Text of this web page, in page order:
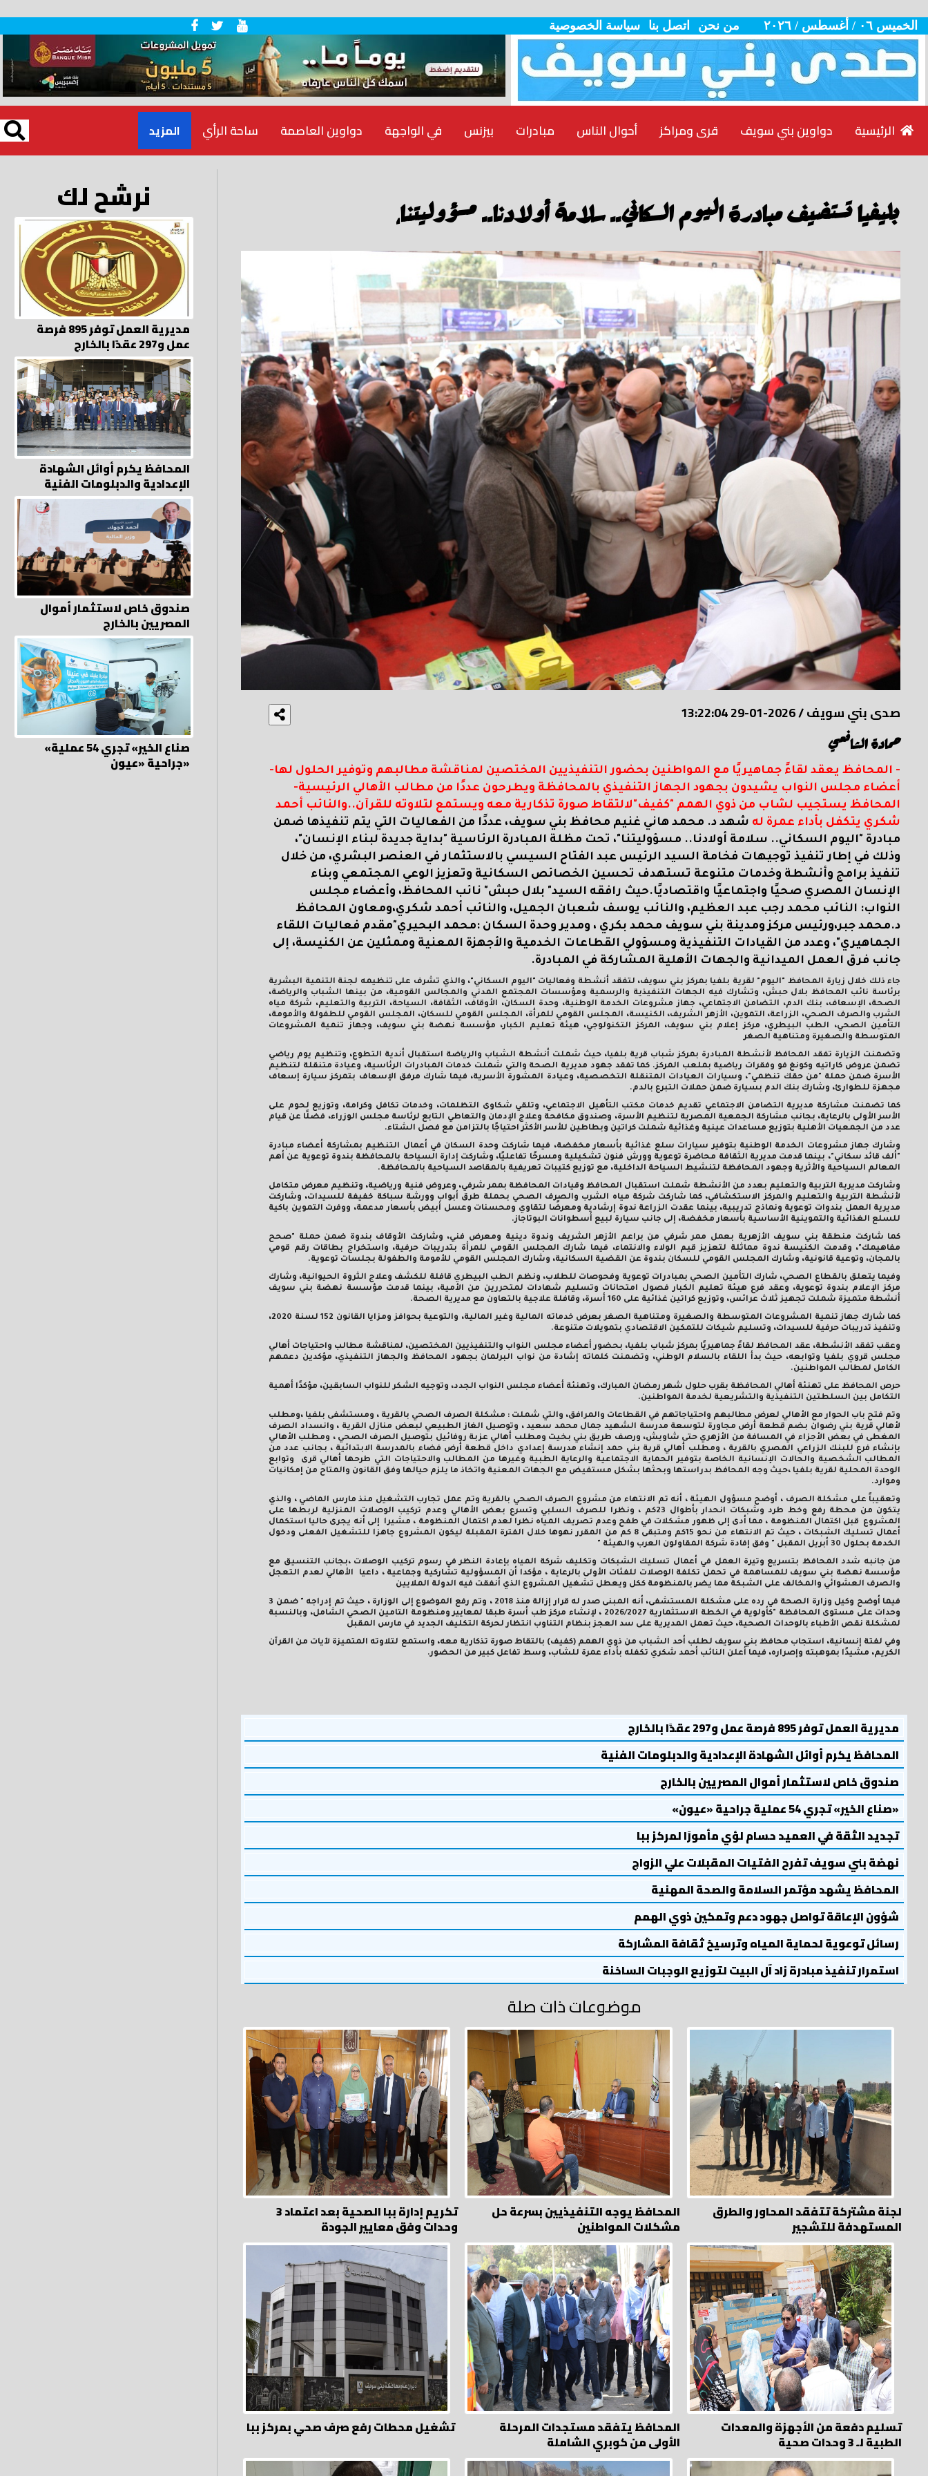
الخميس ٠٦ / أغسطس / ٢٠٢٦ من نحن اتصل بنا سياسة الخصوصية
المزيد ساحة الرأي دواوين العاصمة في الواجهة بيزنس مبادرات أحوال الناس قرى ومراكز دواوين بني سويف
بليفيا تستضيف مبادرة اليوم السكاني.. سلامة أولادنا.. مسؤوليتنا،
صدى بني سويف/
2026-01-29 13:22:04
حمادة الشافعي
- المحافظ يعقد لقاءً جماهيريًا مع المواطنين بحضور التنفيذيين المختصين لمناقشة مطالبهم وتوفير الحلول لها-
أعضاء مجلس النواب يشيدون بجهود الجهاز التنفيذي بالمحافظة ويطرحون عددًا من مطالب الأهالي الرئيسية-
المحافظ يستجيب لشاب من ذوي الهمم "كفيف"لالتقاط صورة تذكارية معه ويستمع لتلاوته للقرآن..والنائب أحمد
شكري يتكفل بأداء عمرة له شهد د. محمد هاني غنيم محافظ بني سويف، عددًا من الفعاليات التي يتم تنفيذها ضمن
مبادرة "اليوم السكاني.. سلامة أولادنا.. مسؤوليتنا"، تحت مظلة المبادرة الرئاسية "بداية جديدة لبناء الإنسان"،
وذلك في إطار تنفيذ توجيهات فخامة السيد الرئيس عبد الفتاح السيسي بالاستثمار في العنصر البشري، من خلال
تنفيذ برامج وأنشطة وخدمات متنوعة تستهدف تحسين الخصائص السكانية وتعزيز الوعي المجتمعي وبناء
الإنسان المصري صحيًا واجتماعيًا واقتصاديًا.حيث رافقه السيد" بلال حبش" نائب المحافظ، وأعضاء مجلس
النواب: النائب محمد رجب عبد العظيم، والنائب يوسف شعبان الجميل، والنائب أحمد شكري،ومعاون المحافظ
د.محمد جبر،ورئيس مركز ومدينة بني سويف محمد بكري ، ومدير وحدة السكان :محمد البحيري"مقدم فعاليات اللقاء
الجماهيري"، وعدد من القيادات التنفيذية ومسؤولي القطاعات الخدمية والأجهزة المعنية وممثلين عن الكنيسة، إلى
جانب فرق العمل الميدانية والجهات الأهلية المشاركة في المبادرة.
جاء ذلك خلال زيارة المحافظ "اليوم" لقرية بلفيا بمركز بني سويف، لتفقد أنشطة وفعاليات "اليوم السكاني"، والذي تشرف على تنظيمه لجنة التنمية البشرية
برئاسة نائب المحافظ بلال حبش، وتشارك فيه الجهات التنفيذية والرسمية ومؤسسات المجتمع المدني والمجالس القومية، من بينها الشباب والرياضة،
الصحة، الإسعاف، بنك الدم، التضامن الاجتماعي، جهاز مشروعات الخدمة الوطنية، وحدة السكان، الأوقاف، الثقافة، السياحة، التربية والتعليم، شركة مياه
الشرب والصرف الصحي، الزراعة، التموين، الأزهر الشريف، الكنيسة، المجلس القومي للمرأة، المجلس القومي للسكان، المجلس القومي للطفولة والأمومة،
التأمين الصحي، الطب البيطري، مركز إعلام بني سويف، المركز التكنولوجي، هيئة تعليم الكبار، مؤسسة نهضة بني سويف، وجهاز تنمية المشروعات
المتوسطة والصغيرة ومتناهية الصغر
وتضمنت الزيارة تفقد المحافظ لأنشطة المبادرة بمركز شباب قرية بلفيا، حيث شملت أنشطة الشباب والرياضة استقبال أندية التطوع، وتنظيم يوم رياضي
تضمن عروض كاراتيه وكونغ فو وفقرات رياضية بملعب المركز. كما تفقد جهود مديرية الصحة والتي شملت خدمات المبادرات الرئاسية، وعيادة متنقلة لتنظيم
الأسرة ضمن حملة "من حقك تنظمي"، وسيارات العيادات المتنقلة التخصصية، وعيادة المشورة الأسرية، فيما شارك مرفق الإسعاف بتمركز سيارة إسعاف
مجهزة للطوارئ، وشارك بنك الدم بسيارة ضمن حملات التبرع بالدم.
كما تضمنت مشاركة مديرية التضامن الاجتماعي تقديم خدمات مكتب التأهيل الاجتماعي، وتلقي شكاوى التظلمات، وخدمات تكافل وكرامة، وتوزيع لحوم على
الأسر الأولى بالرعاية، بجانب مشاركة الجمعية المصرية لتنظيم الأسرة، وصندوق مكافحة وعلاج الإدمان والتعاطي التابع لرئاسة مجلس الوزراء، فضلًا عن قيام
عدد من الجمعيات الأهلية بتوزيع مساعدات عينية وغذائية شملت كراتين وبطاطين للأسر الأكثر احتياجًا بالتزامن مع فصل الشتاء.
وشارك جهاز مشروعات الخدمة الوطنية بتوفير سيارات سلع غذائية بأسعار مخفضة، فيما شاركت وحدة السكان في أعمال التنظيم بمشاركة أعضاء مبادرة
"ألف قائد سكاني"، بينما قدمت مديرية الثقافة محاضرة توعوية وورش فنون تشكيلية ومسرحًا تفاعليًا، وشاركت إدارة السياحة بالمحافظة بندوة توعوية عن أهم
المعالم السياحية والأثرية وجهود المحافظة لتنشيط السياحة الداخلية، مع توزيع كتيبات تعريفية بالمقاصد السياحية بالمحافظة.
وشاركت مديرية التربية والتعليم بعدد من الأنشطة شملت استقبال المحافظ وقيادات المحافظة بممر شرفي، وعروض فنية ورياضية، وتنظيم معرض متكامل
لأنشطة التربية والتعليم والمركز الاستكشافي، كما شاركت شركة مياه الشرب والصرف الصحي بحملة طرق أبواب وورشة سباكة خفيفة للسيدات، وشاركت
مديرية العمل بندوات توعوية ونماذج تدريبية، بينما عقدت الزراعة ندوة إرشادية ومعرضًا لتقاوي ومحسنات وعسل أبيض بأسعار مدعمة، ووفرت التموين باكية
للسلع الغذائية والتموينية الأساسية بأسعار مخفضة، إلى جانب سيارة لبيع أسطوانات البوتاجاز.
كما شاركت منطقة بني سويف الأزهرية بعمل ممر شرفي من براعم الأزهر الشريف وندوة دينية ومعرض فني، وشاركت الأوقاف بندوة ضمن حملة "صحح
مفاهيمك"، وقدمت الكنيسة ندوة مماثلة لتعزيز قيم الولاء والانتماء، فيما شارك المجلس القومي للمرأة بتدريبات حرفية، واستخراج بطاقات رقم قومي
بالمجان، وتوعية قانونية، وشارك المجلس القومي للسكان بندوة عن القضية السكانية، وشارك المجلس القومي للأمومة والطفولة بجلسات توعوية.
وفيما يتعلق بالقطاع الصحي، شارك التأمين الصحي بمبادرات توعوية وفحوصات للطلاب، ونظم الطب البيطري قافلة للكشف وعلاج الثروة الحيوانية، وشارك
مركز الإعلام بندوة توعوية، وعقد فرع هيئة تعليم الكبار فصول امتحانات وتسليم شهادات لمتحررين من الأمية، بينما قدمت مؤسسة نهضة بني سويف
أنشطة متميزة شملت تجهيز ثلاث عرائس، وتوزيع كراتين غذائية على 160 أسرة، وقافلة علاجية بالتعاون مع مديرية الصحة.
كما شارك جهاز تنمية المشروعات المتوسطة والصغيرة ومتناهية الصغر بعرض خدماته المالية وغير المالية، والتوعية بحوافز ومزايا القانون 152 لسنة 2020،
وتنفيذ تدريبات حرفية للسيدات، وتسليم شيكات للتمكين الاقتصادي بتمويلات متنوعة.
وعقب تفقد الأنشطة، عقد المحافظ لقاءً جماهيريًا بمركز شباب بلفيا، بحضور أعضاء مجلس النواب والتنفيذيين المختصين، لمناقشة مطالب واحتياجات أهالي
مجلس قروي بلفيا وتوابعه، حيث بدأ اللقاء بالسلام الوطني، وتضمنت كلماته إشادة من نواب البرلمان بجهود المحافظ والجهاز التنفيذي، مؤكدين دعمهم
الكامل لمطالب المواطنين.
حرص المحافظ على تهنئة أهالي المحافظة بقرب حلول شهر رمضان المبارك، وتهنئة أعضاء مجلس النواب الجدد، وتوجيه الشكر للنواب السابقين، مؤكدًا أهمية
التكامل بين السلطتين التنفيذية والتشريعية لخدمة المواطنين.
وتم فتح باب الحوار مع الأهالي لعرض مطالبهم واحتياجاتهم في القطاعات والمرافق، والتي شملت : مشكلة الصرف الصحي بالقرية ، ومستشفى بلفيا ،ومطلب
لأهالي قرية بني رضوان بضم قطعة أرض مجاورة لتوسعة مدرسة الشهيد جمال محمد سعيد ، وتوصيل الغاز الطبيعي لبعض منازل القرية ، وانسداد الصرف
المغطى في بعض الأجزاء في المسافة من الأزهري حتى شاويش، ورصف طريق بني بخيت ومطلب أهالي عزبة روفائيل بتوصيل الصرف الصحي ، ومطلب الأهالي
بإنشاء فرع للبنك الزراعي المصري بالقرية ، ومطلب أهالي قرية بني حمد إنشاء مدرسة إعدادي داخل قطعة أرض فضاء بالمدرسة الابتدائية ، بجانب عدد من
المطالب الشخصية والحالات الإنسانية الخاصة بتوفير الحماية الاجتماعية والرعاية الطبية وغيرها من المطالب والاحتياجات التي طرحها أهالي قرى وتوابع
الوحدة المحلية لقرية بلفيا ،حيث وجه المحافظ بدراستها وبحثها بشكل مستفيض مع الجهات المعنية واتخاذ ما يلزم حيالها وفق القانون والمتاح من إمكانيات
وموارد.
وتعقيباً على مشكلة الصرف ، أوضح مسؤول الهيئة ، أنه تم الانتهاء من مشروع الصرف الصحي بالقرية وتم عمل تجارب التشغيل منذ مارس الماضي ، والذي
يتكون من محطة رفع وخط طرد وشبكات انحدار بأطوال 23كم ، ونظرا للصرف السلبي وتسرع بعض الأهالي وعدم تركيب الوصلات المنزلية لربطها على
المشروع قبل اكتمال المنظومة ، مما أدى إلى ظهور مشكلات في طفح وعدم تصريف المياه نظرا لعدم اكتمال المنظومة ، مشيرا إلى أنه يجرى حاليا استكمال
أعمال تسليك الشبكات ، حيث تم الانتهاء من نحو 15كم ومتبقى 8 كم من المقرر نهوها خلال الفترة المقبلة ليكون المشروع جاهزا للتشغيل الفعلى ودخول
الخدمة بحلول 30 أبريل المقبل " وفق إفادة شركة المقاولون العرب والهيئة "
من جانبه شدد المحافظ بتسريع وتيرة العمل في أعمال تسليك الشبكات وتكليف شركة المياه بإعادة النظر في رسوم تركيب الوصلات ،بجانب التنسيق مع
مؤسسة نهضة بني سويف للمساهمة في تحمل تكلفة الوصلات للفئات الأولى بالرعاية ، مؤكدا أن المسؤولية تشاركية وجماعية ، داعيا الأهالي لعدم التعجل
والصرف العشوائي والمخالف على الشبكة مما يضر بالمنظومة ككل ويعطل تشغيل المشروع الذي أنفقت فيه الدولة الملايين
فيما أوضح وكيل وزارة الصحة في رده على مشكلة المستشفى، أنه المبنى صدر له قرار إزالة منذ 2018 ، وتم رفع الموضوع إلى الوزارة ، حيث تم إدراجه " ضمن 3
وحدات على مستوى المحافظة "كأولوية في الخطة الاستثمارية 2026/2027 ، لإنشاء مركز طب أسرة طبقا لمعايير ومنظومة التامين الصحي الشامل، وبالنسبة
لمشكلة نقص الأطباء بالوحدات الصحية، حيث تعمل المديرية على سد العجز بنظام التناوب انتظار لحركة التكليف الجديد في مارس المقبل
وفي لفتة إنسانية، استجاب محافظ بني سويف لطلب أحد الشباب من ذوي الهمم (كفيف) بالتقاط صورة تذكارية معه، واستمع لتلاوته المتميزة لآيات من القرآن
الكريم، مشيدًا بموهبته وإصراره، فيما أعلن النائب أحمد شكري تكفله بأداء عمرة للشاب، وسط تفاعل كبير من الحضور.
مديرية العمل توفر 895 فرصة عمل و297 عقدًا بالخارج
المحافظ يكرم أوائل الشهادة الإعدادية والدبلومات الفنية
صندوق خاص لاستثمار أموال المصريين بالخارج
«صناع الخير» تجري 54 عملية جراحية «عيون»
تجديد الثقة في العميد حسام لؤي مأمورًا لمركز ببا
نهضة بني سويف تفرح الفتيات المقبلات علي الزواج
المحافظ يشهد مؤتمر السلامة والصحة المهنية
شؤون الإعاقة تواصل جهود دعم وتمكين ذوي الهمم
رسائل توعوية لحماية المياه وترسيخ ثقافة المشاركة
استمرار تنفيذ مبادرة زاد آل البيت لتوزيع الوجبات الساخنة
موضوعات ذات صلة
لجنة مشتركة تتفقد المحاور والطرق
المستهدفة للتشجير
المحافظ يوجه التنفيذيين بسرعة حل
مشكلات المواطنين
تكريم إدارة ببا الصحية بعد اعتماد 3
وحدات وفق معايير الجودة
تسليم دفعة من الأجهزة والمعدات
الطبية لـ 3 وحدات صحية
المحافظ يتفقد مستجدات المرحلة
الأولى من كوبري الشاملة
تشغيل محطات رفع صرف صحي بمركز ببا
نرشح لك
مديرية العمل توفر 895 فرصة
عمل و297 عقدًا بالخارج
المحافظ يكرم أوائل الشهادة
الإعدادية والدبلومات الفنية
صندوق خاص لاستثمار أموال
المصريين بالخارج
«صناع الخير» تجري 54 عملية
جراحية «عيون»